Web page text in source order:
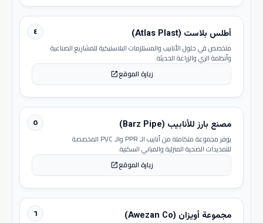
٤ أطلس بلاست (Atlas Plast)
متخصص في حلول الأنابيب والمستلزمات البلاستيكية للمشاريع الصناعية
وأنظمة الري والزراعة الحديثة.
زيارة الموقعopen_in_new
٥ مصنع بارز للأنابيب (Barz Pipe)
يوفر مجموعة متكاملة من أنابيب الـ PPR والـ PVC المخصصة
للتمديدات الصحية المنزلية والمباني السكنية.
زيارة الموقعopen_in_new
٦ مجموعة أويزان (Awezan Co)